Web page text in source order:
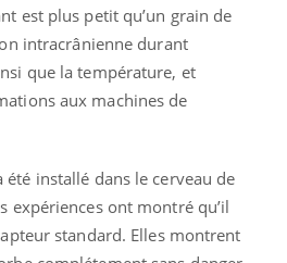
est plus petit qu’un grain de
intracrânienne durant
que la température, et
aux machines de
été installé dans le cerveau de
expériences ont montré qu’il
standard. Elles montrent